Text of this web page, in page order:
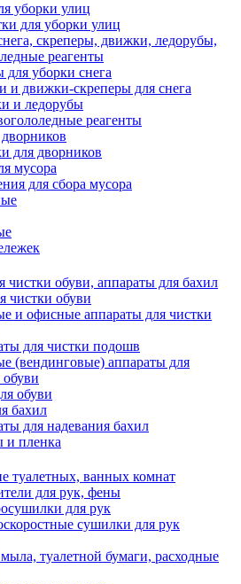
уборки улиц
для уборки улиц
скреперы, движки, ледорубы,
реагенты
для уборки снега
и движки-скреперы для снега
и ледорубы
реагенты
для дворников
мусора
для сбора мусора
обуви, аппараты для бахил
чистки обуви
и офисные аппараты для чистки
для чистки подошв
(вендинговые) аппараты для
обуви
обуви
бахил
для надевания бахил
и пленка
туалетных, ванных комнат
для рук, фены
для рук
сушилки для рук
туалетной бумаги, расходные